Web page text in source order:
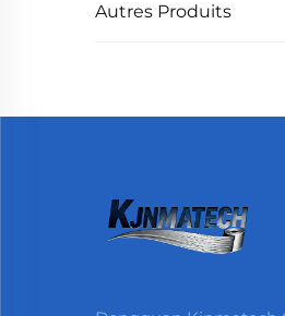
Autres Produits